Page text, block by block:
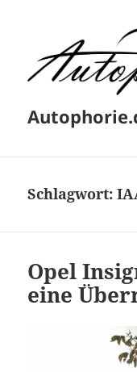
Schlagwort:
Opel
eine